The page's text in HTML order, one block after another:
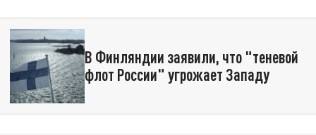
В Финляндии заявили, что "теневой
флот России" угрожает Западу